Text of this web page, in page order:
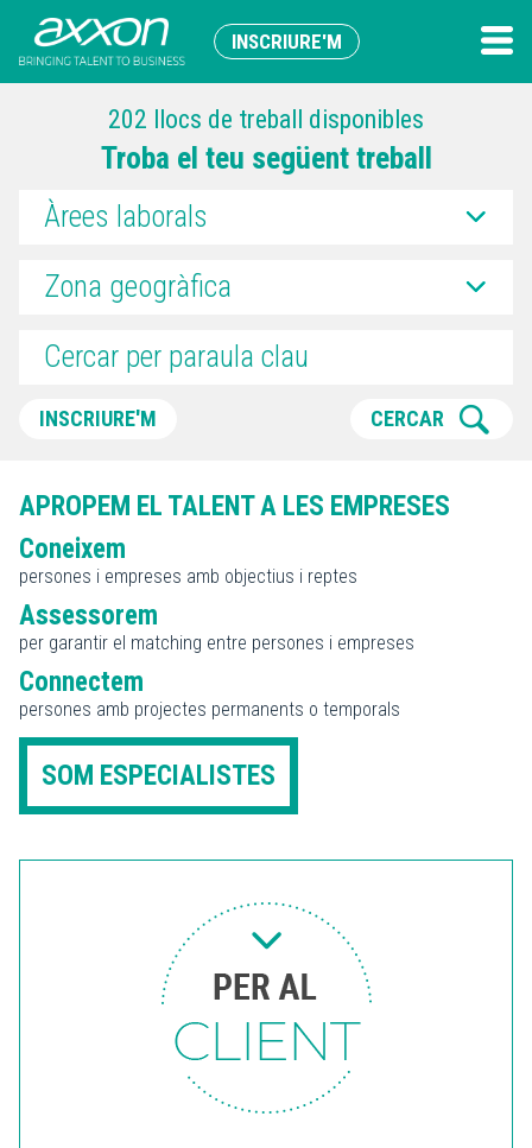
INSCRIURE'M
202 llocs de treball disponibles
Troba el teu següent treball
Àrees laborals
Zona geogràfica
INSCRIURE'M CERCAR
APROPEM EL TALENT A LES EMPRESES
Coneixem
persones i empreses amb objectius i reptes
Assessorem
per garantir el matching entre persones i empreses
Connectem
persones amb projectes permanents o temporals
SOM ESPECIALISTES